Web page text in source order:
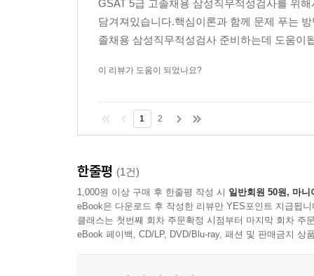
GSAT 5급 고졸채용 삼성직무적성검사를 위
담겨져있습니다.핵심이론과 함께 문제 푸는
졸채용 삼성직무적성검사 준비하는데 도움
이 리뷰가 도움이 되었나요?
1 2
한줄평 (1건)
1,000원 이상 구매 후 한줄평 작성 시 일반회원 50원, 마니
eBook은 다운로드 후 작성한 리뷰만 YES포인트 지급됩니
클래스는 첫번째 회차 주문확정 시점부터 마지막 회차 주
eBook 페이백, CD/LP, DVD/Blu-ray, 패션 및 판매금지 상